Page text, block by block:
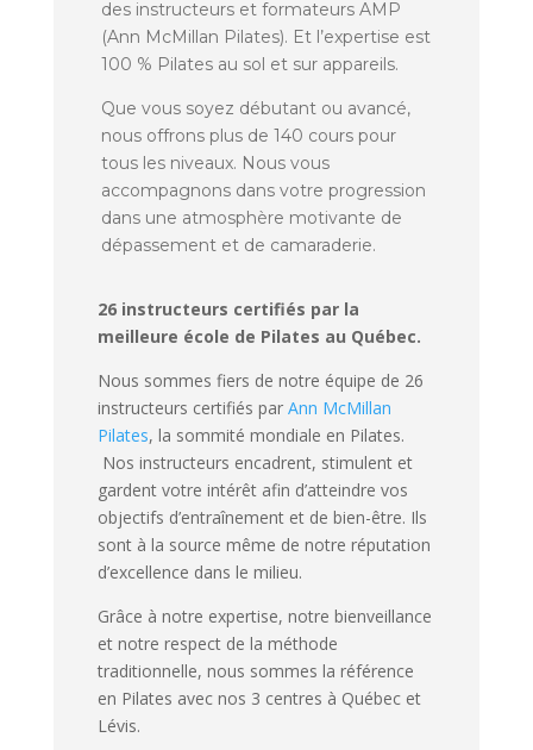
des instructeurs et formateurs AMP
(Ann McMillan Pilates). Et l’expertise est
100 % Pilates au sol et sur appareils.
Que vous soyez débutant ou avancé,
nous offrons plus de 140 cours pour
tous les niveaux. Nous vous
accompagnons dans votre progression
dans une atmosphère motivante de
dépassement et de camaraderie.
26 instructeurs certifiés par la
meilleure école de Pilates au Québec.
Nous sommes fiers de notre équipe de 26
instructeurs certifiés par Ann McMillan
Pilates, la sommité mondiale en Pilates.
Nos instructeurs encadrent, stimulent et
gardent votre intérêt afin d’atteindre vos
objectifs d’entraînement et de bien-être. Ils
sont à la source même de notre réputation
d’excellence dans le milieu.
Grâce à notre expertise, notre bienveillance
et notre respect de la méthode
traditionnelle, nous sommes la référence
en Pilates avec nos 3 centres à Québec et
Lévis.